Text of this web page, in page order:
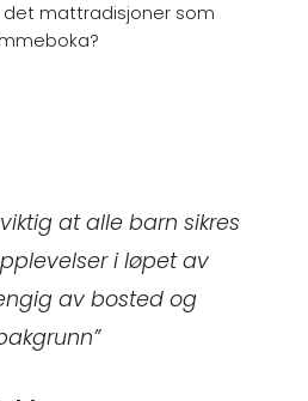
det mattradisjoner som
at alle barn sikres
i løpet av
av bosted og